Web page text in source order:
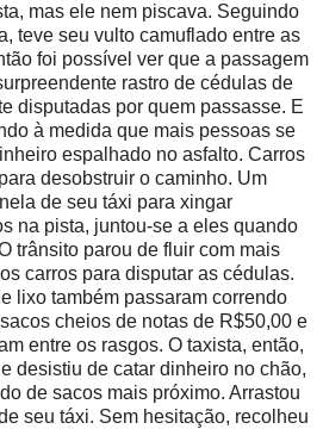
mas ele nem piscava. Seguindo
teve seu vulto camuflado entre as
foi possível ver que a passagem
rastro de cédulas de
disputadas por quem passasse. E
à medida que mais pessoas se
espalhado no asfalto. Carros
desobstruir o caminho. Um
de seu táxi para xingar
na pista, juntou-se a eles quando
trânsito parou de fluir com mais
carros para disputar as cédulas.
lixo também passaram correndo
cheios de notas de R$50,00 e
entre os rasgos. O taxista, então,
desistiu de catar dinheiro no chão,
de sacos mais próximo. Arrastou
seu táxi. Sem hesitação, recolheu